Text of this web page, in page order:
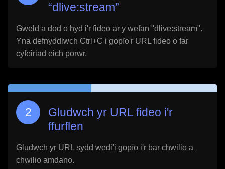
“dlive:stream”
Gweld a dod o hyd i'r fideo ar y wefan "dlive:stream".
Yna defnyddiwch Ctrl+C i gopïo'r URL fideo o far
cyfeiriad eich porwr.
Gludwch yr URL fideo i'r
ffurflen
Gludwch yr URL sydd wedi'i gopïo i'r bar chwilio a
chwilio amdano.